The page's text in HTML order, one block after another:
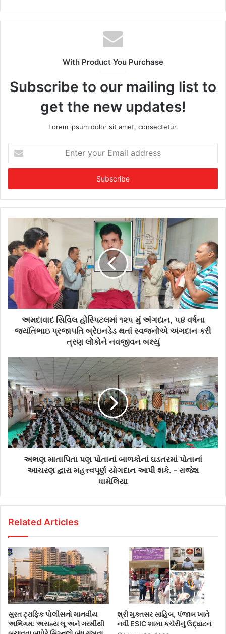
With Product You Purchase
Subscribe to our mailing list to
get the new updates!
Lorem ipsum dolor sit amet, consectetur.
t
r
y
E
m
a
i
a
d
s
અમદાવાદ સિવિલ હોસ્પિટલમાં ૧૨૫ મું અંગદાન, ૫૪ વર્ષના
જયંતિભાઇ પ્રજાપતિ બ્રેઇનડેડ થતાં સ્વજનોએ અંગદાન કરી
ત્રણ લોકોને નવજીવન બક્ષ્યું
અભણ માતાપિતા પણ પોતાનાં બાળકોનાં ઘડતરમાં પોતાનાં
આચરણ દ્વારા મહત્ત્વપૂર્ણ યોગદાન આપી શકે. - રાજેશ
ધામેલિયા
Related Articles
સુરત ટ્રાફિક પોલીસનો માનવીય
અભિગમ: અસહ્ય લૂ અને ગરમીથી
શ્રી મુક્તસર સાહિબ, પંજાબ ખાતે
નવી ESIC શાખા કચેરીનું ઉદ્ઘાટન